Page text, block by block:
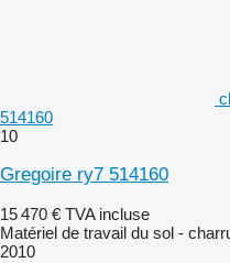
514160
10
Gregoire ry7 514160
15 470 € TVA incluse
Matériel de travail du sol -
2010